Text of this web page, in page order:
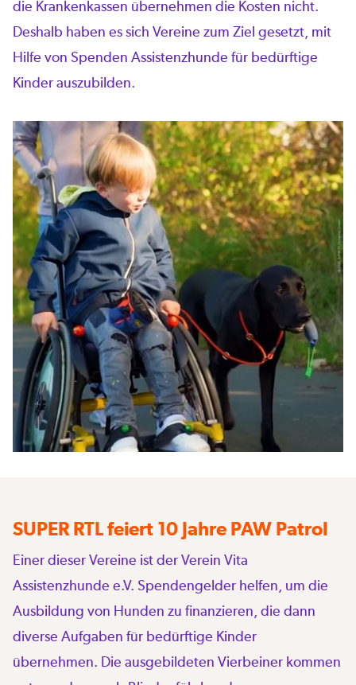
die Krankenkassen übernehmen die Kosten nicht.
Deshalb haben es sich Vereine zum Ziel gesetzt, mit
Hilfe von Spenden Assistenzhunde für bedürftige
Kinder auszubilden.
SUPER RTL feiert 10 Jahre PAW Patrol
Einer dieser Vereine ist der Verein Vita
Assistenzhunde e.V. Spendengelder helfen, um die
Ausbildung von Hunden zu finanzieren, die dann
diverse Aufgaben für bedürftige Kinder
übernehmen. Die ausgebildeten Vierbeiner kommen